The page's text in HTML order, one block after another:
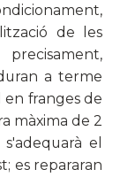
de les
a terme
franges de
màxima de 2
el
es repararan